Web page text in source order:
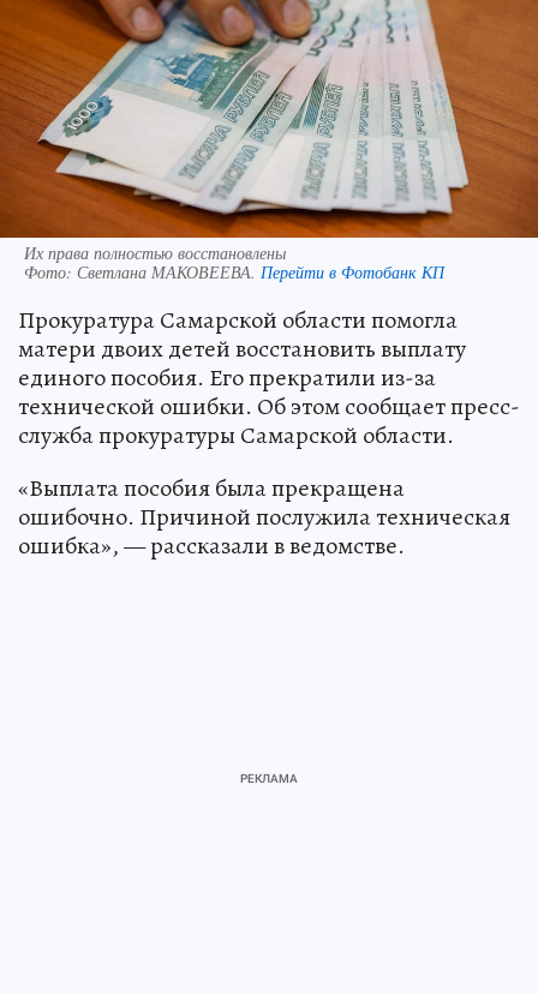
Их права полностью восстановлены
Фото: Светлана МАКОВЕЕВА. Перейти в Фотобанк КП
Прокуратура Самарской области помогла
матери двоих детей восстановить выплату
единого пособия. Его прекратили из-за
технической ошибки. Об этом сообщает пресс-
служба прокуратуры Самарской области.
«Выплата пособия была прекращена
ошибочно. Причиной послужила техническая
ошибка», — рассказали в ведомстве.